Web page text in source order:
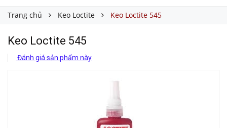
Trang chủ Keo Loctite Keo Loctite 545
Keo Loctite 545
Đánh giá sản phẩm này